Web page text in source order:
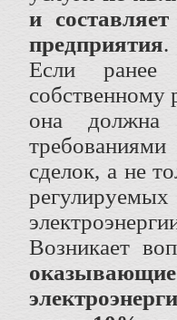
и
предприятия.
Если ранее
собственному
она должна
сделок, а не
Возникает